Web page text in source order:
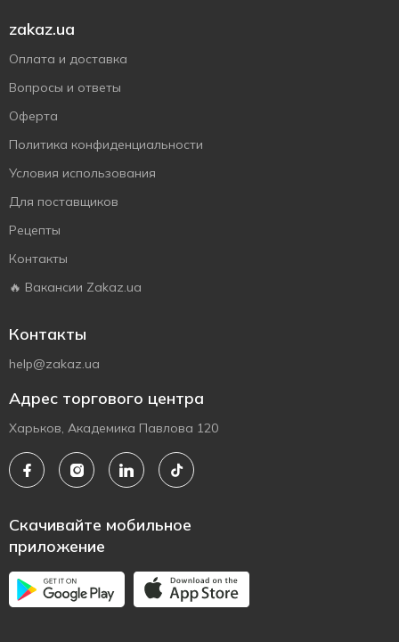
zakaz.ua
Оплата и доставка
Вопросы и ответы
Оферта
Политика конфиденциальности
Условия использования
Для поставщиков
Рецепты
Контакты
🔥 Вакансии Zakaz.ua
Контакты
help@zakaz.ua
Адрес торгового центра
Харьков, Академика Павлова 120
Скачивайте мобильное
приложение